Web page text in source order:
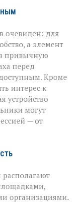
очевиден: для
а элемент
привычную
перед
Кроме
интерес к
устройство
могут
— от
организациями.